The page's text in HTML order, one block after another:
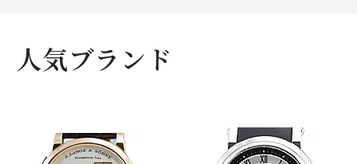
BELL＆ROSS
カルティエ
CHANEL
シャネル
BEAUBLEU
ボーブルー
BELL＆ROSS
ベル＆ロス
人気ブランド